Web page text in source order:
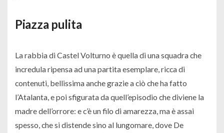
Piazza pulita
La rabbia di Castel Volturno è quella di una squadra che
incredula ripensa ad una partita esemplare, ricca di
contenuti, bellissima anche grazie a ciò che ha fatto
l’Atalanta, e poi sfigurata da quell’episodio che diviene la
madre dell’orrore: e c’è un filo di amarezza, ma è assai
spesso, che si distende sino al lungomare, dove De